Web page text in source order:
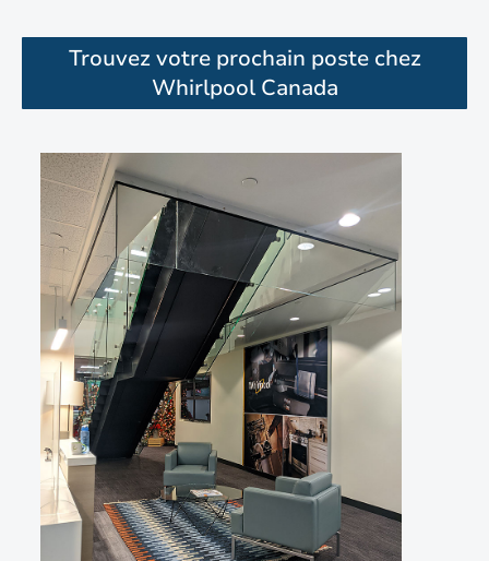
Trouvez votre prochain poste chez
Whirlpool Canada